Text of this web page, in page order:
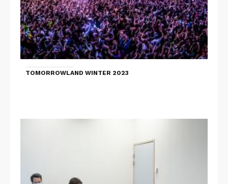
TOMORROWLAND WINTER 2023